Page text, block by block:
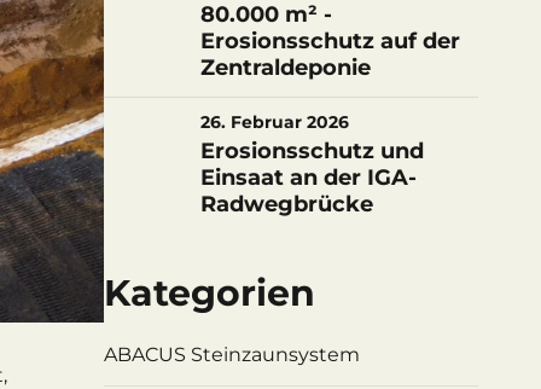
80.000 m² -
Erosionsschutz auf der
Zentraldeponie
26. Februar 2026
Erosionsschutz und
Einsaat an der IGA-
Radwegbrücke
Kategorien
ABACUS Steinzaunsystem